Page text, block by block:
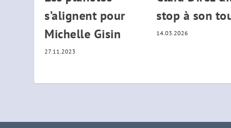
s’alignent pour
Michelle Gisin
27.11.2023
stop à son
14.03.2026